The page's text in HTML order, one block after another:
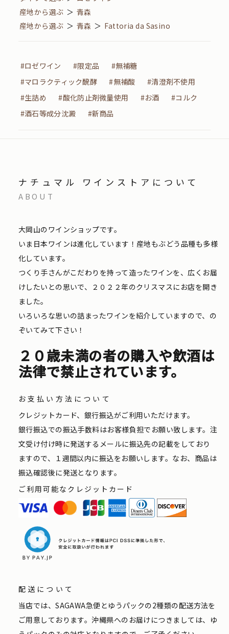
産地から選ぶ ＞ 青森
産地から選ぶ ＞ 青森 ＞ Fattoria da Sasino
#ロゼワイン #限定品
#無補糖
#マロラクティック醗酵
#無補酸
#清澄剤不使用
#生詰め
#酸化防止剤微量使用 #お酒
#コルク
#酒石等成分沈澱
#新商品
ナチュマル ワインストアについて
ABOUT
大岡山のワインショップです。
いま日本ワインは進化しています！産地もぶどう品種も多様
化しています。
つくり手さんがこだわりを持って造ったワインを、広くお届
けしたいとの思いで、２０２２年のクリスマスにお店を開き
ました。
いろいろな思いの詰まったワインを紹介していますので、の
ぞいてみて下さい！
２０歳未満の者の購入や飲酒は
法律で禁止されています。
お支払い方法について
クレジットカード、銀行振込がご利用いただけます。
銀行振込での振込手数料はお客様負担でお願い致します。注
文受け付け時に発送するメールに振込先の記載をしており
ますので、１週間以内に振込をお願いします。なお、商品は
振込確認後に発送となります。
ご利用可能なクレジットカード
配送について
当店では、SAGAWA急便とゆうパックの2種類の配送方法を
ご用意しております。沖縄県へのお届けにつきましては、ゆ